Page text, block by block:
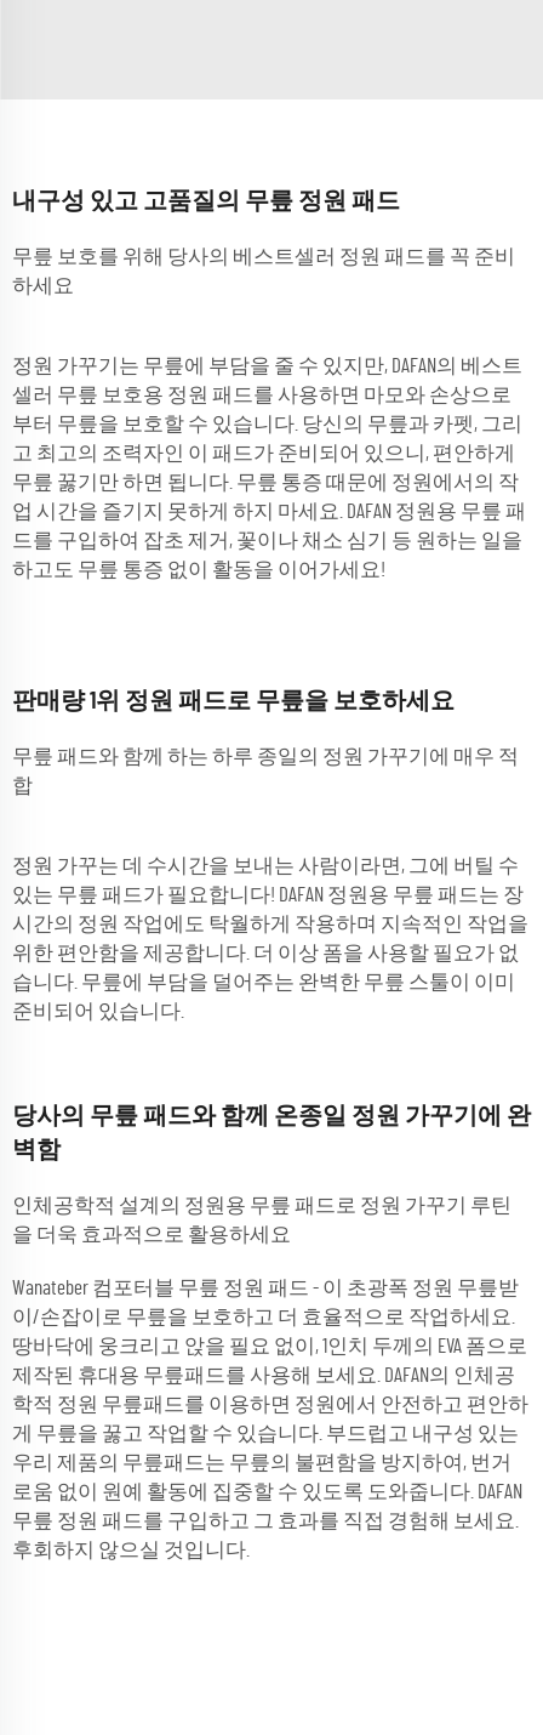
내구성 있고 고품질의 무릎 정원 패드
무릎 보호를 위해 당사의 베스트셀러 정원 패드를 꼭 준비
하세요
정원 가꾸기는 무릎에 부담을 줄 수 있지만, DAFAN의 베스트
셀러 무릎 보호용 정원 패드를 사용하면 마모와 손상으로
부터 무릎을 보호할 수 있습니다. 당신의 무릎과 카펫, 그리
고 최고의 조력자인 이 패드가 준비되어 있으니, 편안하게
무릎 꿇기만 하면 됩니다. 무릎 통증 때문에 정원에서의 작
업 시간을 즐기지 못하게 하지 마세요. DAFAN 정원용 무릎 패
드를 구입하여 잡초 제거, 꽃이나 채소 심기 등 원하는 일을
하고도 무릎 통증 없이 활동을 이어가세요!
판매량 1위 정원 패드로 무릎을 보호하세요
무릎 패드와 함께 하는 하루 종일의 정원 가꾸기에 매우 적
합
정원 가꾸는 데 수시간을 보내는 사람이라면, 그에 버틸 수
있는 무릎 패드가 필요합니다! DAFAN 정원용 무릎 패드는 장
시간의 정원 작업에도 탁월하게 작용하며 지속적인 작업을
위한 편안함을 제공합니다. 더 이상 폼을 사용할 필요가 없
습니다. 무릎에 부담을 덜어주는 완벽한 무릎 스툴이 이미
준비되어 있습니다.
당사의 무릎 패드와 함께 온종일 정원 가꾸기에 완
벽함
인체공학적 설계의 정원용 무릎 패드로 정원 가꾸기 루틴
을 더욱 효과적으로 활용하세요
Wanateber 컴포터블 무릎 정원 패드 - 이 초광폭 정원 무릎받
이/손잡이로 무릎을 보호하고 더 효율적으로 작업하세요.
땅바닥에 웅크리고 앉을 필요 없이, 1인치 두께의 EVA 폼으로
제작된 휴대용 무릎패드를 사용해 보세요. DAFAN의 인체공
학적 정원 무릎패드를 이용하면 정원에서 안전하고 편안하
게 무릎을 꿇고 작업할 수 있습니다. 부드럽고 내구성 있는
우리 제품의 무릎패드는 무릎의 불편함을 방지하여, 번거
로움 없이 원예 활동에 집중할 수 있도록 도와줍니다. DAFAN
무릎 정원 패드를 구입하고 그 효과를 직접 경험해 보세요.
후회하지 않으실 것입니다.